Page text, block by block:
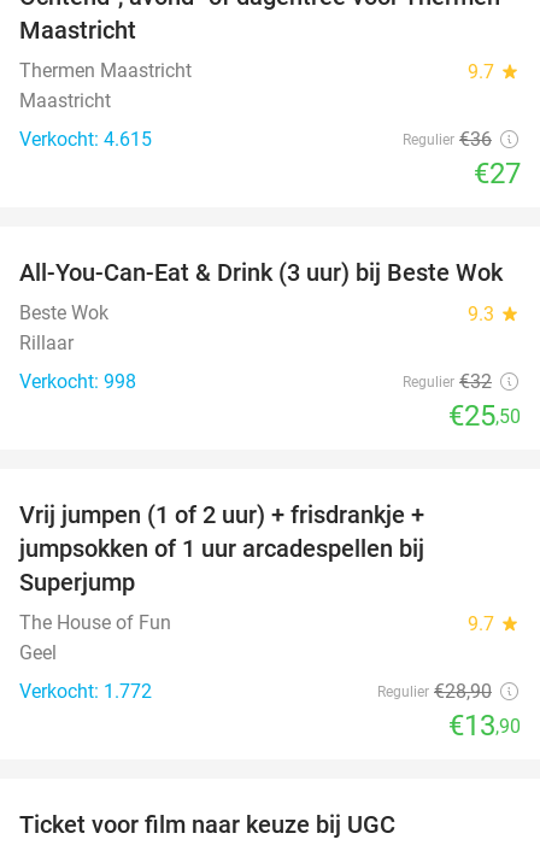
Maastricht
Thermen Maastricht 9.7 star
Maastricht
Verkocht: 4.615
Regulier €36
€27
20%
All-You-Can-Eat & Drink (3 uur) bij Beste Wok
Beste Wok 9.3 star
Rillaar
Verkocht: 998
Regulier €32
€25,50
Vrij jumpen (1 of 2 uur) + frisdrankje +
jumpsokken of 1 uur arcadespellen bij
Superjump
The House of Fun 9.7 star
Geel
Verkocht: 1.772
Regulier €28,90
€13,90
Ticket voor film naar keuze bij UGC